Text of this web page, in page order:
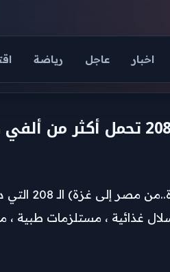
اخبار عاجل رياضة
غذائية ، مستلزمات طبية ،